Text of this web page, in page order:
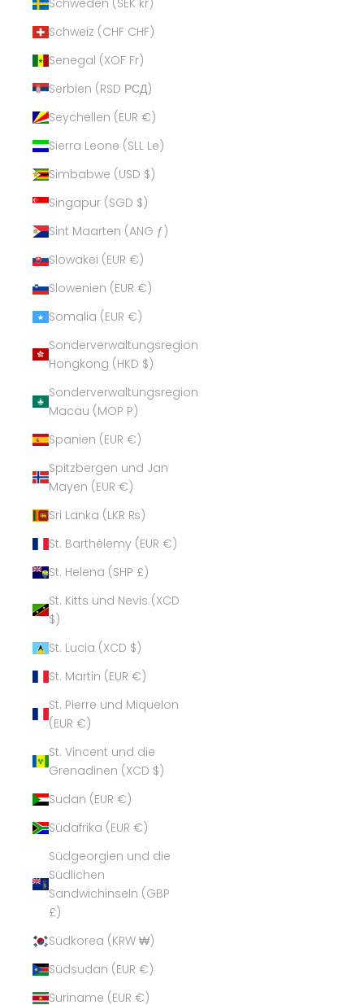
Schweiz (CHF CHF)
Senegal (XOF Fr)
Serbien (RSD РСД)
Seychellen (EUR €)
Sierra Leone (SLL Le)
Simbabwe (USD $)
Singapur (SGD $)
Sint Maarten (ANG ƒ)
Slowakei (EUR €)
Slowenien (EUR €)
Somalia (EUR €)
Sonderverwaltungsregion
Hongkong (HKD $)
Sonderverwaltungsregion
Macau (MOP P)
Spanien (EUR €)
Spitzbergen und Jan
Mayen (EUR €)
Sri Lanka (LKR ₨)
St. Barthélemy (EUR €)
St. Helena (SHP £)
St. Kitts und Nevis (XCD
$)
St. Lucia (XCD $)
St. Martin (EUR €)
St. Pierre und Miquelon
(EUR €)
St. Vincent und die
Grenadinen (XCD $)
Sudan (EUR €)
Südafrika (EUR €)
Südgeorgien und die
Südlichen
Sandwichinseln (GBP
£)
Südkorea (KRW ₩)
Südsudan (EUR €)
Suriname (EUR €)